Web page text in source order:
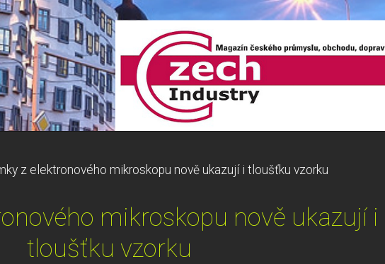
z elektronového mikroskopu nově ukazují i tloušťku vzorku
mikroskopu nově ukazují i
tloušťku vzorku